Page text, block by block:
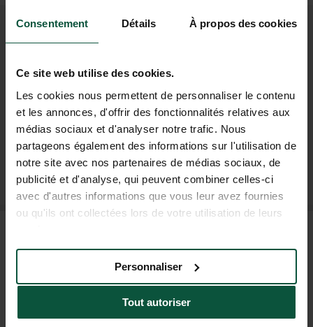
Consentement Détails À propos des cookies
Ce site web utilise des cookies.
Les cookies nous permettent de personnaliser le contenu
et les annonces, d'offrir des fonctionnalités relatives aux
médias sociaux et d'analyser notre trafic. Nous
partageons également des informations sur l'utilisation de
notre site avec nos partenaires de médias sociaux, de
publicité et d'analyse, qui peuvent combiner celles-ci
avec d'autres informations que vous leur avez fournies
ou qu'ils ont collectées lors de votre utilisation de leurs
Tout autoriser
Personnaliser
JOIN OUR COMMUNITY
To be the first to know about Huttopia news and
special offers !
SUBSCRIBE TO OUR NEWSLETTER
HELP AND CONTACT